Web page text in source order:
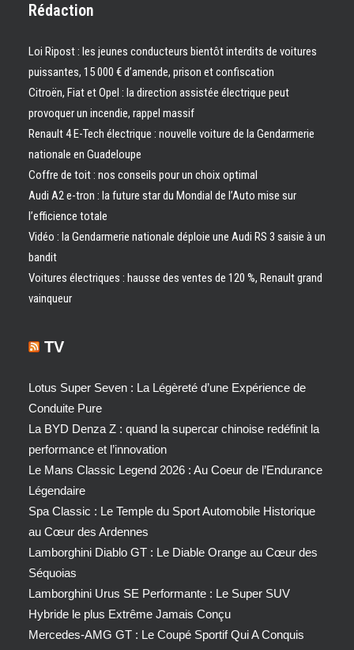
Rédaction
Loi Ripost : les jeunes conducteurs bientôt interdits de voitures
puissantes, 15 000 € d’amende, prison et confiscation
Citroën, Fiat et Opel : la direction assistée électrique peut
provoquer un incendie, rappel massif
Renault 4 E-Tech électrique : nouvelle voiture de la Gendarmerie
nationale en Guadeloupe
Coffre de toit : nos conseils pour un choix optimal
Audi A2 e-tron : la future star du Mondial de l’Auto mise sur
l’efficience totale
Vidéo : la Gendarmerie nationale déploie une Audi RS 3 saisie à un
bandit
Voitures électriques : hausse des ventes de 120 %, Renault grand
vainqueur
TV
Lotus Super Seven : La Légèreté d’une Expérience de
Conduite Pure
La BYD Denza Z : quand la supercar chinoise redéfinit la
performance et l’innovation
Le Mans Classic Legend 2026 : Au Coeur de l’Endurance
Légendaire
Spa Classic : Le Temple du Sport Automobile Historique
au Cœur des Ardennes
Lamborghini Diablo GT : Le Diable Orange au Cœur des
Séquoias
Lamborghini Urus SE Performante : Le Super SUV
Hybride le plus Extrême Jamais Conçu
Mercedes-AMG GT : Le Coupé Sportif Qui A Conquis